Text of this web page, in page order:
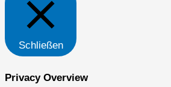
Schließen
Privacy Overview